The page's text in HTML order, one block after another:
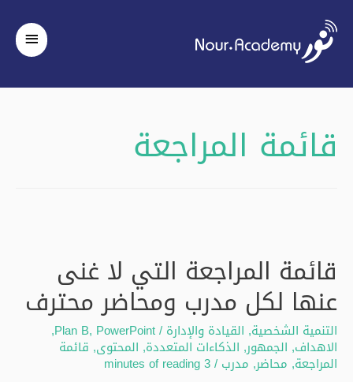
قائمة المراجعة
قائمة المراجعة التي لا غنى
عنها لكل مدرب ومحاضر محترف
التنمية الشخصية, القيادة والإدارة /
Plan B, PowerPoint
,
الاهداف, الجمهور, الذكاءات المتعددة, المحتوى, قائمة
المراجعة, محاضر, مدرب /
3 minutes of reading